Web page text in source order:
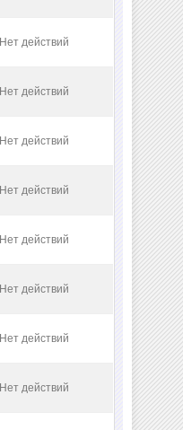
Нет действий
Нет действий
Нет действий
Нет действий
Нет действий
Нет действий
Нет действий
Нет действий